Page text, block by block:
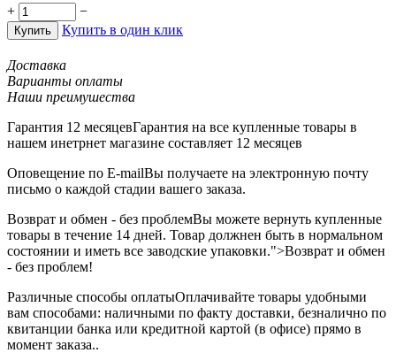
+
−
Купить Купить в один клик
Доставка
Варианты оплаты
Наши преимушества
Гарантия 12 месяцевГарантия на все купленные товары в
нашем инетрнет магазине составляет 12 месяцев
Оповещение по E-mailВы получаете на электронную почту
письмо о каждой стадии вашего заказа.
Возврат и обмен - без проблемВы можете вернуть купленные
товары в течение 14 дней. Товар должнен быть в нормальном
состоянии и иметь все заводские упаковки.">Возврат и обмен
- без проблем!
Различные способы оплатыОплачивайте товары удобными
вам способами: наличными по факту доставки, безналично по
квитанции банка или кредитной картой (в офисе) прямо в
момент заказа..